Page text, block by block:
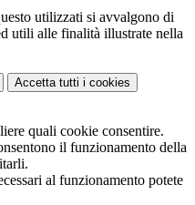
utilizzati si avvalgono di
utili alle finalità illustrate nella
Accetta tutti i cookies
quali cookie consentire.
il funzionamento della
al funzionamento potete